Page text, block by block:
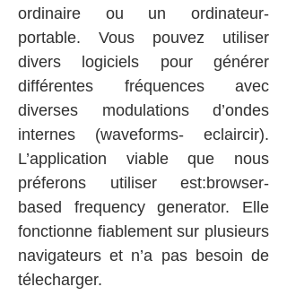
ordinaire ou un ordinateur-
portable. Vous pouvez utiliser
divers logiciels pour générer
différentes fréquences avec
diverses modulations d’ondes
internes (waveforms- eclaircir).
L’application viable que nous
préferons utiliser est:browser-
based frequency generator. Elle
fonctionne fiablement sur plusieurs
navigateurs et n’a pas besoin de
télecharger.